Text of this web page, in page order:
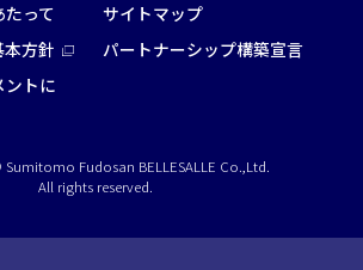
って
サイトマップ
方針
パートナーシップ構築宣言
ントに
Fudosan BELLESALLE Co.,Ltd.
All rights reserved.
あり
裏導線あり
場あり
専有回線(NURO)あり
親会
株主総会・IR
プレス発表
展示会・販売会